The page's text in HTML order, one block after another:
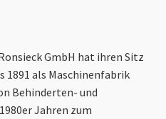
GmbH hat ihren Sitz
1891 als Maschinenfabrik
Behinderten- und
Jahren zum